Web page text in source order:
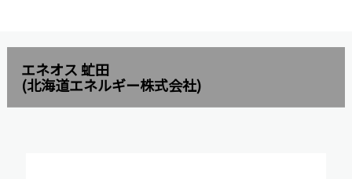
エネオス 虻田
(北海道エネルギー株式会社)